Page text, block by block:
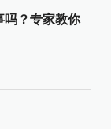
吗？专家教你